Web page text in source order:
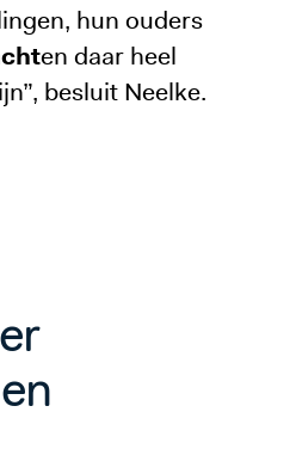
hun ouders
en daar heel
besluit Neelke.